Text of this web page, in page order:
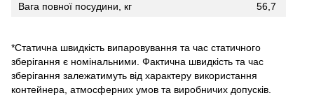
Вага повної посудини, кг
56,7
*Статична швидкість випаровування та час статичного
зберігання є номінальними. Фактична швидкість та час
зберігання залежатимуть від характеру використання
контейнера, атмосферних умов та виробничих допусків.